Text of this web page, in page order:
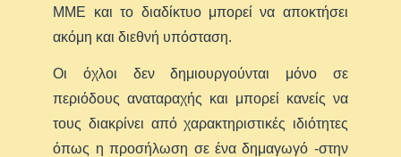
ΜΜΕ και το διαδίκτυο μπορεί να αποκτήσει
ακόμη και διεθνή υπόσταση.
Οι όχλοι δεν δημιουργούνται μόνο σε
περιόδους αναταραχής και μπορεί κανείς να
τους διακρίνει από χαρακτηριστικές ιδιότητες
όπως η προσήλωση σε ένα δημαγωγό -στην